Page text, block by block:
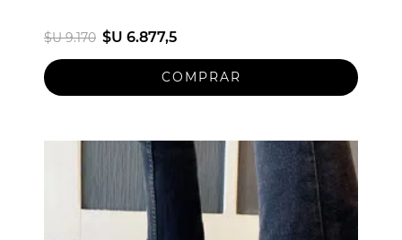
$U 9.170 $U 6.877,5